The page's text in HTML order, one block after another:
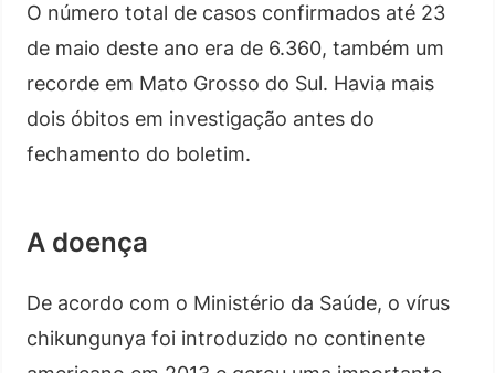
O número total de casos confirmados até 23
de maio deste ano era de 6.360, também um
recorde em Mato Grosso do Sul. Havia mais
dois óbitos em investigação antes do
fechamento do boletim.
A doença
De acordo com o Ministério da Saúde, o vírus
chikungunya foi introduzido no continente